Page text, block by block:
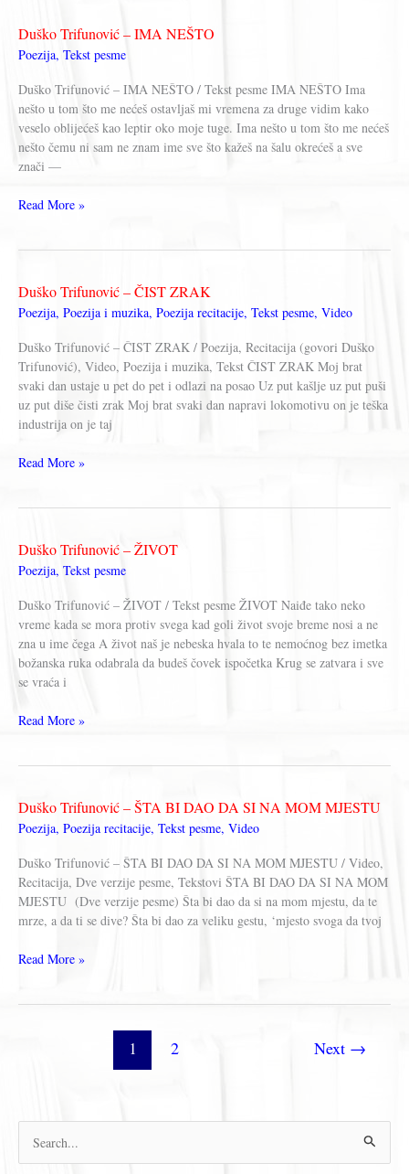
Duško Trifunović – IMA NEŠTO
Poezija, Tekst pesme
Duško Trifunović – IMA NEŠTO / Tekst pesme IMA NEŠTO Ima
nešto u tom što me nećeš ostavljaš mi vremena za druge vidim kako
veselo oblijećeš kao leptir oko moje tuge. Ima nešto u tom što me nećeš
nešto čemu ni sam ne znam ime sve što kažeš na šalu okrećeš a sve
znači —
Duško
Read More »
Duško Trifunović – ČIST ZRAK
Poezija, Poezija i muzika, Poezija recitacije, Tekst pesme, Video
Duško Trifunović – ČIST ZRAK / Poezija, Recitacija (govori Duško
Trifunović), Video, Poezija i muzika, Tekst ČIST ZRAK Moj brat
svaki dan ustaje u pet do pet i odlazi na posao Uz put kašlje uz put puši
uz put diše čisti zrak Moj brat svaki dan napravi lokomotivu on je teška
industrija on je taj
Duško
Read More »
Duško Trifunović – ŽIVOT
Poezija, Tekst pesme
Duško Trifunović – ŽIVOT / Tekst pesme ŽIVOT Naiđe tako neko
vreme kada se mora protiv svega kad goli život svoje breme nosi a ne
zna u ime čega A život naš je nebeska hvala to te nemoćnog bez imetka
božanska ruka odabrala da budeš čovek ispočetka Krug se zatvara i sve
se vraća i
Duško
Read More »
Duško Trifunović – ŠTA BI DAO DA SI NA MOM MJESTU
Poezija, Poezija recitacije, Tekst pesme, Video
Duško Trifunović – ŠTA BI DAO DA SI NA MOM MJESTU / Video,
Recitacija, Dve verzije pesme, Tekstovi ŠTA BI DAO DA SI NA MOM
MJESTU (Dve verzije pesme) Šta bi dao da si na mom mjestu, da te
mrze, a da ti se dive? Šta bi dao za veliku gestu, ‘mjesto svoga da tvoj
Duško
MJESTU
Read More »
1 2 Next →
р